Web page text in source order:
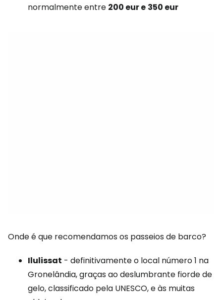
normalmente entre 200 eur e 350 eur
Onde é que recomendamos os passeios de barco?
Ilulissat - definitivamente o local número 1 na
Gronelândia, graças ao deslumbrante fiorde de
gelo, classificado pela UNESCO, e às muitas